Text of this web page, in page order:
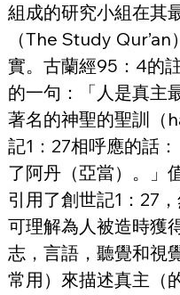
組成的研究小組在其
（The Study
實。古蘭經95：4的
的一句：「人是真主
著名的神聖的聖訓（
記1：27相呼應的話
了阿丹（亞當）。」
引用了創世記1：27
可理解為人被造時獲
志，言語，聽覺和視
常用）來描述真主（